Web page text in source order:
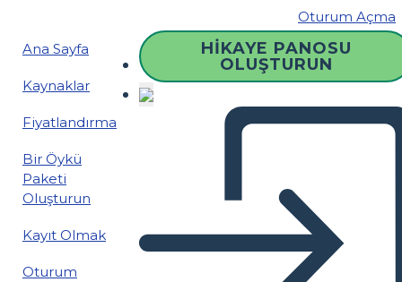
Oturum Açma
Ana Sayfa
Kaynaklar
Fiyatlandırma
Bir Öykü
Paketi
Oluşturun
Kayıt Olmak
Oturum
HIKAYE PANOSU
OLUŞTURUN